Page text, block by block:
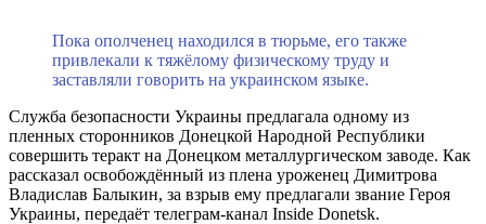
Пока ополченец находился в тюрьме, его также
привлекали к тяжёлому физическому труду и
заставляли говорить на украинском языке.
Служба безопасности Украины предлагала одному из
пленных сторонников Донецкой Народной Республики
совершить теракт на Донецком металлургическом заводе. Как
рассказал освобождённый из плена уроженец Димитрова
Владислав Балыкин, за взрыв ему предлагали звание Героя
Украины, передаёт телеграм-канал Inside Donetsk.